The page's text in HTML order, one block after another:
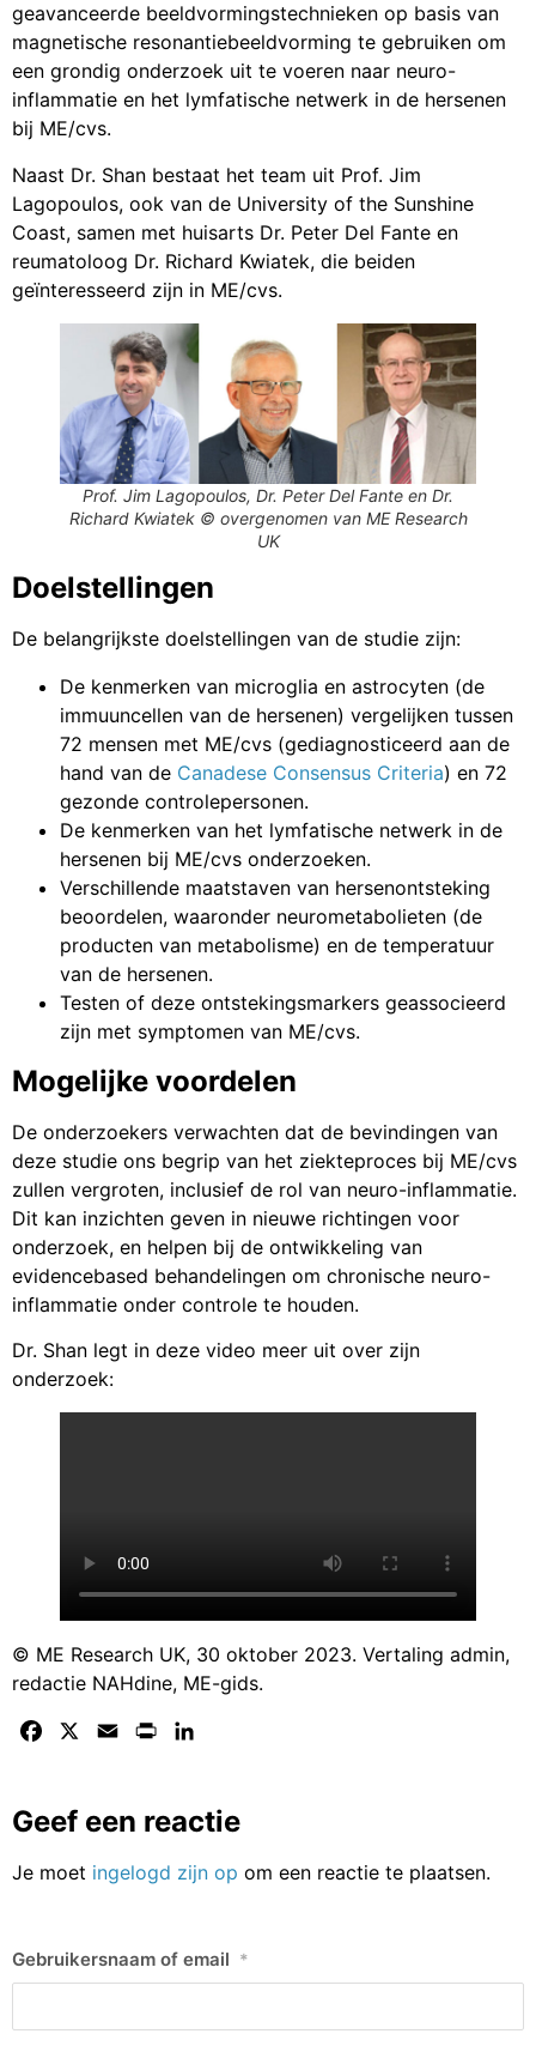
geavanceerde beeldvormingstechnieken op basis van
magnetische resonantiebeeldvorming te gebruiken om
een grondig onderzoek uit te voeren naar neuro-
inflammatie en het lymfatische netwerk in de hersenen
bij ME/cvs.
Naast Dr. Shan bestaat het team uit Prof. Jim
Lagopoulos, ook van de University of the Sunshine
Coast, samen met huisarts Dr. Peter Del Fante en
reumatoloog Dr. Richard Kwiatek, die beiden
geïnteresseerd zijn in ME/cvs.
Prof. Jim Lagopoulos, Dr. Peter Del Fante en Dr.
Richard Kwiatek © overgenomen van ME Research
UK
Doelstellingen
De belangrijkste doelstellingen van de studie zijn:
De kenmerken van microglia en astrocyten (de
immuuncellen van de hersenen) vergelijken tussen
72 mensen met ME/cvs (gediagnosticeerd aan de
hand van de Canadese Consensus Criteria) en 72
gezonde controlepersonen.
De kenmerken van het lymfatische netwerk in de
hersenen bij ME/cvs onderzoeken.
Verschillende maatstaven van hersenontsteking
beoordelen, waaronder neurometabolieten (de
producten van metabolisme) en de temperatuur
van de hersenen.
Testen of deze ontstekingsmarkers geassocieerd
zijn met symptomen van ME/cvs.
Mogelijke voordelen
De onderzoekers verwachten dat de bevindingen van
deze studie ons begrip van het ziekteproces bij ME/cvs
zullen vergroten, inclusief de rol van neuro-inflammatie.
Dit kan inzichten geven in nieuwe richtingen voor
onderzoek, en helpen bij de ontwikkeling van
evidencebased behandelingen om chronische neuro-
inflammatie onder controle te houden.
Dr. Shan legt in deze video meer uit over zijn
onderzoek:
© ME Research UK, 30 oktober 2023. Vertaling admin,
redactie NAHdine, ME-gids.
Facebook Email Print
Geef een reactie
Je moet ingelogd zijn op om een reactie te plaatsen.
Gebruikersnaam of email *